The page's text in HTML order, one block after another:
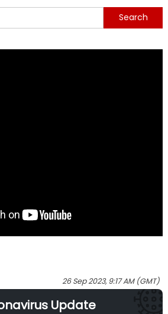
26 Sep 2023, 9:17 AM (GMT)
Update